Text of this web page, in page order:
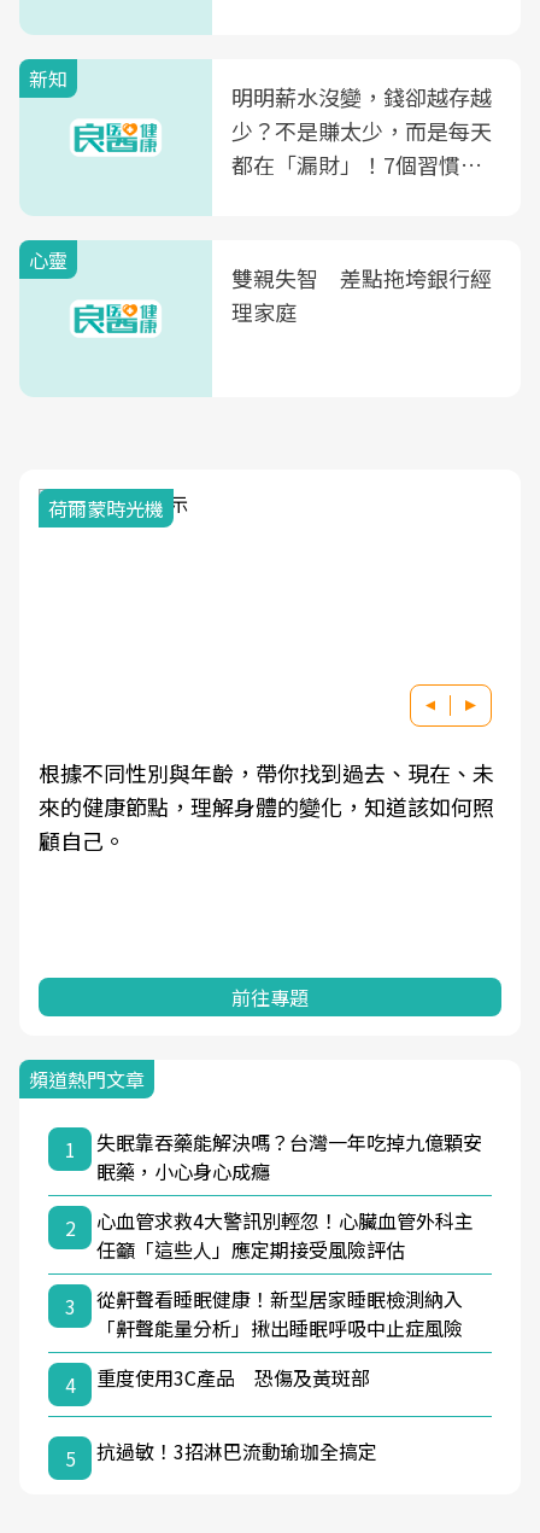
光田醫院建構360度女性健
康照護生態圈
新知
明明薪水沒變，錢卻越存越
少？不是賺太少，而是每天
都在「漏財」！7個習慣一
心靈
雙親失智 差點拖垮銀行經
理家庭
荷爾蒙時光機
根據不同性別與年齡，帶你找到過去、現在、未
來的健康節點，理解身體的變化，知道該如何照
顧自己。
前往專題
頻道熱門文章
1
失眠靠吞藥能解決嗎？台灣一年吃掉九億顆安
眠藥，小心身心成癮
2
心血管求救4大警訊別輕忽！心臟血管外科主
任籲「這些人」應定期接受風險評估
3
從鼾聲看睡眠健康！新型居家睡眠檢測納入
「鼾聲能量分析」揪出睡眠呼吸中止症風險
4
重度使用3C產品 恐傷及黃斑部
5 抗過敏！3招淋巴流動瑜珈全搞定